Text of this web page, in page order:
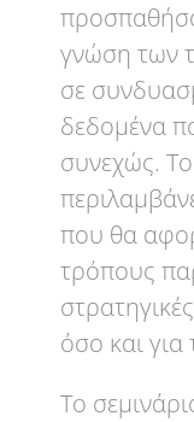
γνώση των
σε
δεδομένα
συνεχώς.
που θα
τρόπους
όσο και για
Το